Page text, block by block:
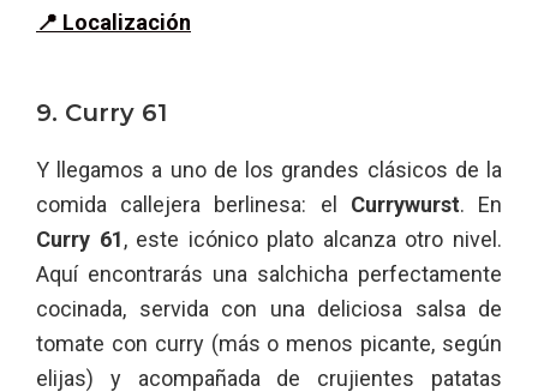
📍 Localización
9. Curry 61
Y llegamos a uno de los grandes clásicos de la
comida callejera berlinesa: el Currywurst. En
Curry 61, este icónico plato alcanza otro nivel.
Aquí encontrarás una salchicha perfectamente
cocinada, servida con una deliciosa salsa de
tomate con curry (más o menos picante, según
elijas) y acompañada de crujientes patatas